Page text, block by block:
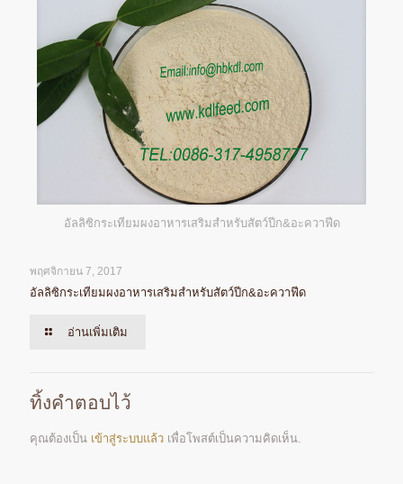
อัลลิซิกระเทียมผงอาหารเสริมสำหรับสัตว์ปีก&อะควาฟีด
พฤศจิกายน 7, 2017
อัลลิซิกระเทียมผงอาหารเสริมสำหรับสัตว์ปีก&อะควาฟีด
อ่านเพิ่มเติม
ทิ้งคำตอบไว้
คุณต้องเป็น เข้าสู่ระบบแล้ว เพื่อโพสต์เป็นความคิดเห็น.